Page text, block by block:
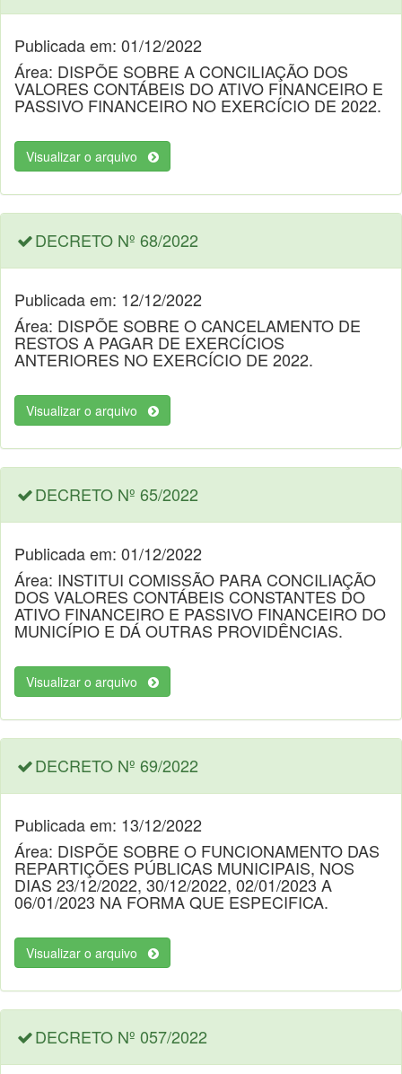
Publicada em: 01/12/2022
Área: DISPÕE SOBRE A CONCILIAÇÃO DOS
VALORES CONTÁBEIS DO ATIVO FINANCEIRO E
PASSIVO FINANCEIRO NO EXERCÍCIO DE 2022.
Visualizar o arquivo
DECRETO Nº 68/2022
Publicada em: 12/12/2022
Área: DISPÕE SOBRE O CANCELAMENTO DE
RESTOS A PAGAR DE EXERCÍCIOS
ANTERIORES NO EXERCÍCIO DE 2022.
Visualizar o arquivo
DECRETO Nº 65/2022
Publicada em: 01/12/2022
Área: INSTITUI COMISSÃO PARA CONCILIAÇÃO
DOS VALORES CONTÁBEIS CONSTANTES DO
ATIVO FINANCEIRO E PASSIVO FINANCEIRO DO
MUNICÍPIO E DÁ OUTRAS PROVIDÊNCIAS.
Visualizar o arquivo
DECRETO Nº 69/2022
Publicada em: 13/12/2022
Área: DISPÕE SOBRE O FUNCIONAMENTO DAS
REPARTIÇÕES PÚBLICAS MUNICIPAIS, NOS
DIAS 23/12/2022, 30/12/2022, 02/01/2023 A
06/01/2023 NA FORMA QUE ESPECIFICA.
Visualizar o arquivo
DECRETO Nº 057/2022